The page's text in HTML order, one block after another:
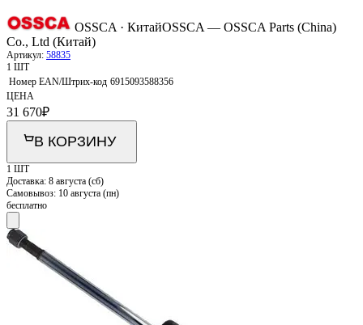
OSSCA · КитайOSSCA — OSSCA Parts (China)
Co., Ltd (Китай)
Артикул: 58835
1 ШТ
Номер EAN/Штрих-код 6915093588356
ЦЕНА
31 670₽
В КОРЗИНУ
1 ШТ
Доставка: 8 августа (сб)
Самовывоз: 10 августа (пн)
бесплатно